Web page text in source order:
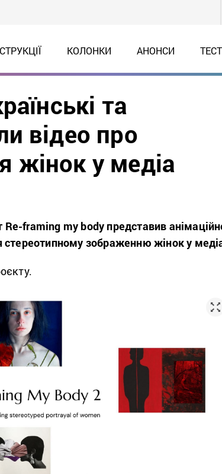
КОЛОНКИ АНОНСИ
та
відео про
жінок у медіа
framing my body представив
стереотипному зображенню жінок у